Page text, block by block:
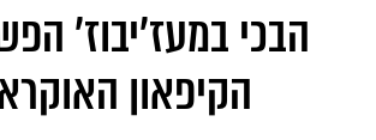
הבכי במעז'יבוז'
הקיפאון